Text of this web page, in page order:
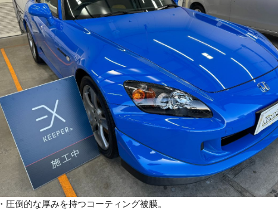
・圧倒的な厚みを持つコーティング被膜。